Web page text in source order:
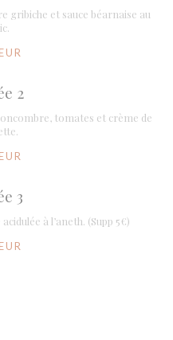
gribiche et sauce béarnaise au
2
tomates et crème de
3
à l’aneth. (Supp 5€)